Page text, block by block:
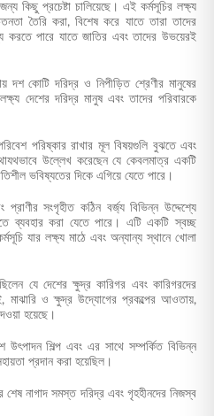
কিছু প্রচেষ্টা চালিয়েছে। এই কর্মসূচির লক্ষ্য
তৈরি করা, বিশেষ করে যাতে তারা তাদের
করতে পারে যাতে জাতির এবং তাদের উভয়েরই
দশ কোটি দরিদ্র ও নিপীড়িত শ্রেণীর মানুষের
দেশের দরিদ্র মানুষ এবং তাদের পরিবারকে
পরিষ্কার রাখার মূল বিষয়গুলি বুঝতে এবং
উল্লেখ করেছেন যে কেবলমাত্র একটি
ভবিষ্যতের দিকে এগিয়ে যেতে পারে।
প্রাণীর সংগৃহীত কঠিন বর্জ্য বিভিন্ন উদ্দেশ্যে
ব্যবহার করা যেতে পারে। এটি একটি স্বচ্ছ
যার লক্ষ্য মাঠে এবং অন্যান্য স্থানে খোলা
যে দেশের ক্ষুদ্র কারিগর এবং কারিগরদের
মাঝারি ও ক্ষুদ্র উদ্যোগের প্রকল্পের আওতায়,
হয়েছে।
উৎপাদন শিল্প এবং এর সাথে সম্পর্কিত বিভিন্ন
প্রদান করা হয়েছিল।
নাগাদ সমস্ত দরিদ্র এবং গৃহহীনদের নিজস্ব